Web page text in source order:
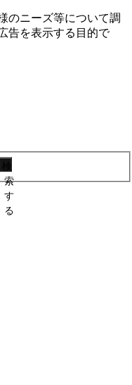
のニーズ等について調
告を表⽰する⽬的で
索
す
る